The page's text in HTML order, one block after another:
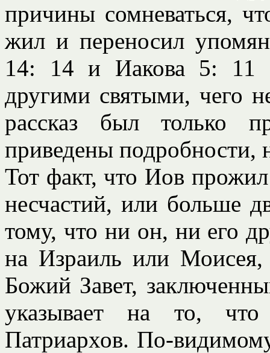
причины сомневаться,
жил и переносил
14: 14 и Иакова 5: 11
другими святыми, чего
рассказ был только
приведены подробности,
Тот факт, что Иов
несчастий, или больше
тому, что ни он, ни его
на Израиль или
Божий Завет,
указывает на то,
Патриархов. По-